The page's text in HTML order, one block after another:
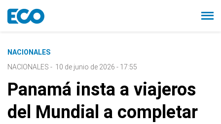
NACIONALES
NACIONALES - 10 de junio de 2026 - 17:55
Panamá insta a viajeros
del Mundial a completar